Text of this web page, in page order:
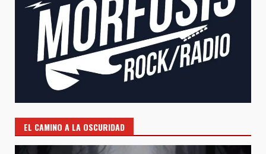
EL CAMINO A LA OSCURIDAD